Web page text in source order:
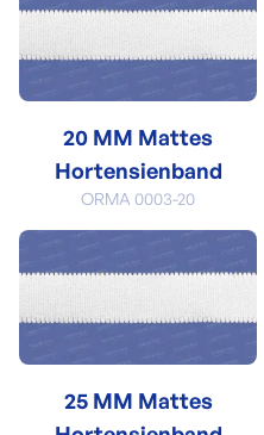
20 MM Mattes
Hortensienband
ORMA 0003-20
25 MM Mattes